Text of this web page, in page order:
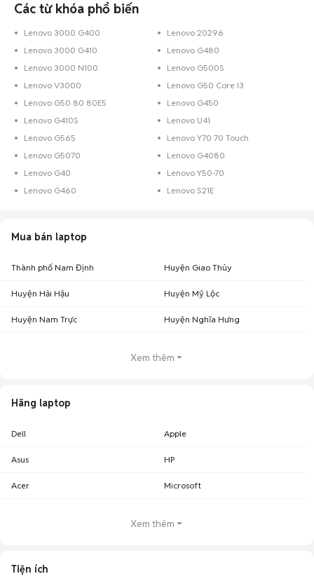
Các từ khóa phổ biến
Lenovo 3000 G400
Lenovo 20296
Lenovo 3000 G410
Lenovo G480
Lenovo 3000 N100
Lenovo G500S
Lenovo V3000
Lenovo G50 Core I3
Lenovo G50 80 80E5
Lenovo G450
Lenovo G410S
Lenovo U41
Lenovo G565
Lenovo Y70 70 Touch
Lenovo G5070
Lenovo G4080
Lenovo G40
Lenovo Y50-70
Lenovo G460
Lenovo S21E
Mua bán laptop
Thành phố Nam Định Huyện Giao Thủy
Huyện Hải Hậu Huyện Mỹ Lộc
Huyện Nam Trực Huyện Nghĩa Hưng
Xem thêm
Hãng laptop
Dell Apple
Asus HP
Acer Microsoft
Xem thêm
Tiện ích